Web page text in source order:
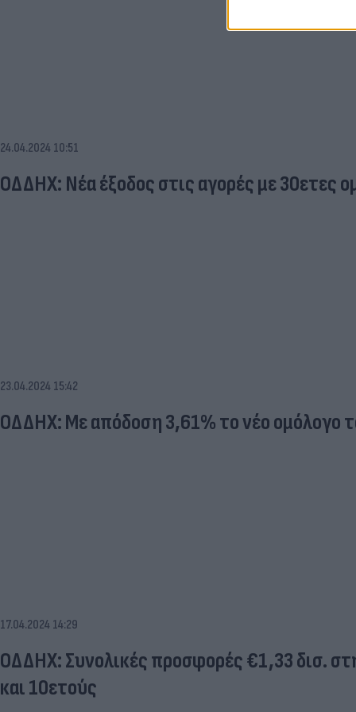
24.04.2024 10:51
ΟΔΔΗΧ: Νέα έξοδος στις αγορές με 30ετες
23.04.2024 15:42
ΟΔΔΗΧ: Με απόδοση 3,61% το νέο ομόλογο
17.04.2024 14:29
ΟΔΔΗΧ: Συνολικές προσφορές €1,33 δισ.
και 10ετούς